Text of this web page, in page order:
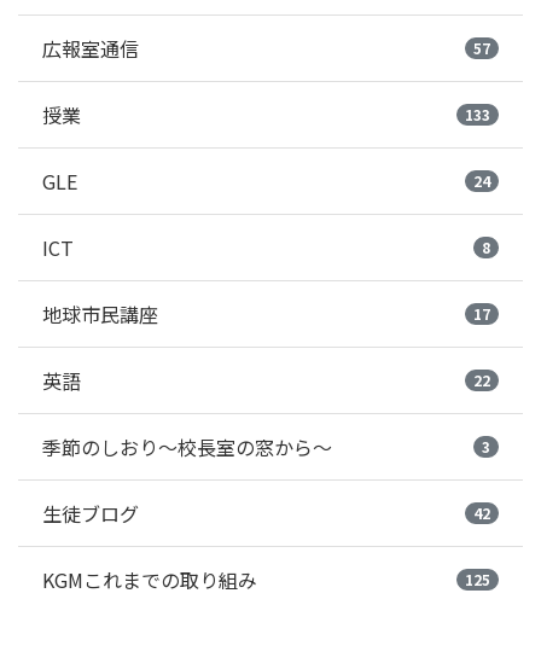
広報室通信 57
授業 133
GLE 24
ICT 8
地球市民講座 17
英語 22
季節のしおり～校長室の窓から～ 3
生徒ブログ 42
KGMこれまでの取り組み 125